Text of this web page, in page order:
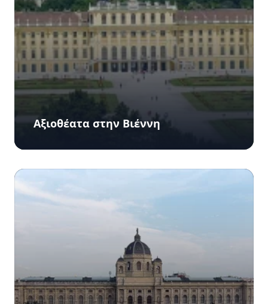
Αξιοθέατα στην Βιέννη